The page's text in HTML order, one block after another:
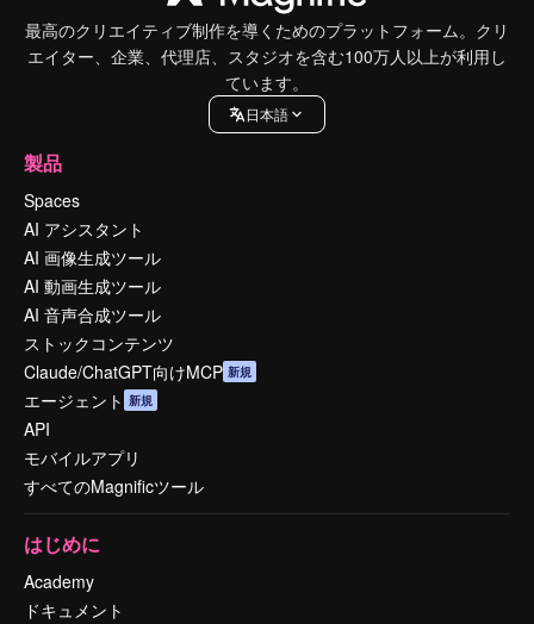
最高のクリエイティブ制作を導くためのプラットフォーム。クリ
エイター、企業、代理店、スタジオを含む100万人以上が利用し
ています。
日本語
製品
Spaces
AI アシスタント
AI 画像生成ツール
AI 動画生成ツール
AI 音声合成ツール
ストックコンテンツ
Claude/ChatGPT向けMCP 新規
エージェント 新規
API
モバイルアプリ
すべてのMagnificツール
はじめに
Academy
ドキュメント